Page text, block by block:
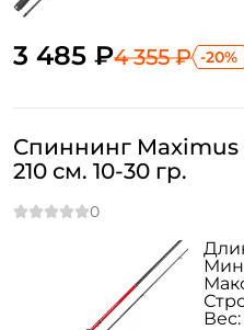
3 485 ₽4 355 ₽ -20%
Спиннинг Maximus
210 см. 10-30 гр.
Вес: